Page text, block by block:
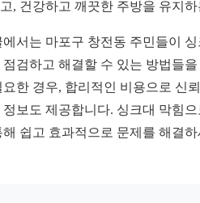
, 건강하고 깨끗한 주방을 유지
에서는 마포구 창전동 주민들이
점검하고 해결할 수 있는 방법들
요한 경우, 합리적인 비용으로 신
정보도 제공합니다. 싱크대 막힘
해 쉽고 효과적으로 문제를 해결